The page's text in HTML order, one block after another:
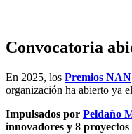
Convocatoria
En 2025, los Premios NAN
organización ha abierto ya
Impulsados por Peldaño
innovadores y 8